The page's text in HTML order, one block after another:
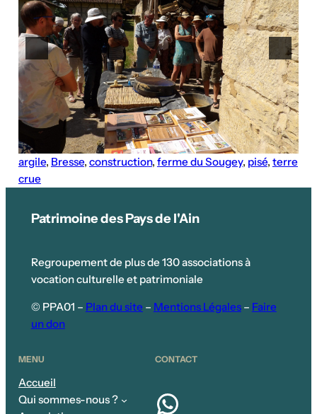
argile, Bresse, construction, ferme du Sougey, pisé, terre
crue
Patrimoine des Pays de l'Ain
Regroupement de plus de 130 associations à
vocation culturelle et patrimoniale
© PPA01 – Plan du site – Mentions Légales– Faire
un don
MENU
Accueil
Qui sommes-nous ?
CONTACT
WhatsApp